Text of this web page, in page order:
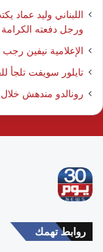
ورجل دفعته
الإعلامية نيفين رجب تكتب لـ «30 يوم»:
تايلور سويفت
رونالدو مندهش
روابط تهمك